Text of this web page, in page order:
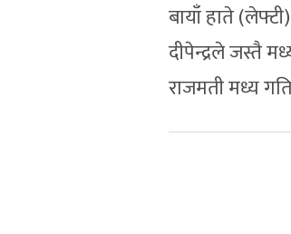
बायाँ हाते
दीपेन्द्रले जस्तै
राजमती मध्य